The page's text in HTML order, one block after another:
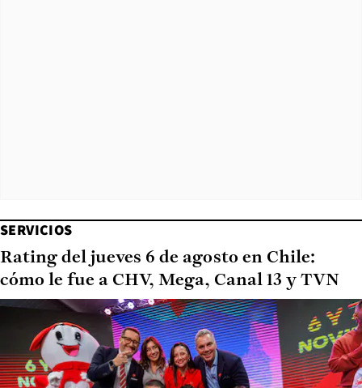
SERVICIOS
Rating del jueves 6 de agosto en Chile:
cómo le fue a CHV, Mega, Canal 13 y TVN